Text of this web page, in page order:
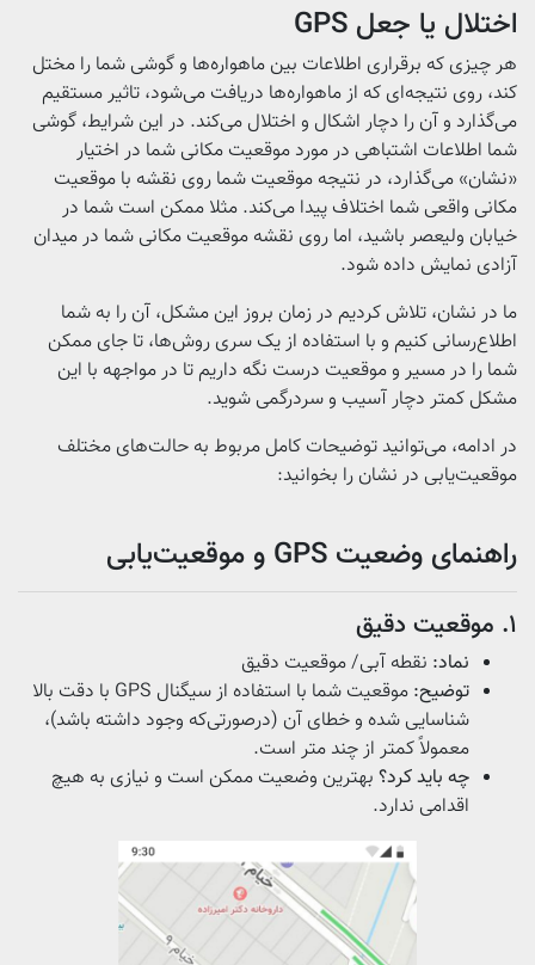
اختلال یا جعل GPS
هر چیزی که برقراری اطلاعات بین ماهواره‌ها و گوشی شما را مختل
کند، روی نتیجه‌ای که از ماهواره‌ها دریافت می‌شود، تاثیر مستقیم
می‌گذارد و آن را دچار اشکال و اختلال می‌کند. در این شرایط، گوشی
شما اطلاعات اشتباهی در مورد موقعیت مکانی شما در اختیار
«نشان» می‌گذارد، در نتیجه موقعیت شما روی نقشه با موقعیت
مکانی واقعی‌ شما اختلاف پیدا می‌کند. مثلا ممکن است شما در
خیابان ولیعصر باشید، اما روی نقشه موقعیت مکانی شما در میدان
آزادی نمایش داده شود.
ما در نشان، تلاش کردیم در زمان بروز این مشکل، آن را به شما
اطلاع‌رسانی کنیم و با استفاده از یک سری روش‌ها، تا جای ممکن
شما را در مسیر و موقعیت درست نگه داریم تا در مواجهه با این
مشکل کمتر دچار آسیب و سردرگمی شوید.
در ادامه، می‌توانید توضیحات کامل مربوط به حالت‌های مختلف
موقعیت‌یابی در نشان را بخوانید:
راهنمای وضعیت GPS و موقعیت‌یابی
۱. موقعیت دقیق
نماد: نقطه‌ آبی/ موقعیت دقیق
توضیح:
موقعیت شما با استفاده از سیگنال GPS با دقت بالا
شناسایی شده و خطای آن (درصورتی‌که وجود داشته باشد)،
معمولاً کمتر از چند متر است.
چه باید کرد؟ بهترین وضعیت ممکن است و نیازی به هیچ
اقدامی ندارد.